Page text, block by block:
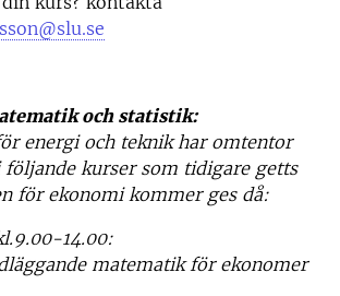
och statistik:
energi och teknik har omtentor
kurser som tidigare getts
för ekonomi kommer ges då:
14.00:
matematik för ekonomer